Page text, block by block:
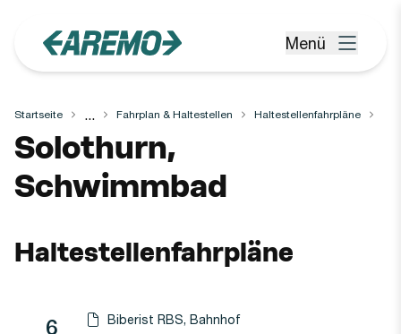
Menü öffnen
Menü
Startseite ... Fahrplan & Haltestellen Haltestellenfahrpläne
Haltestelle
Solothurn,
Schwimmbad
Haltestellenfahrpläne
Linie Richtung
Linie
6 Haltestellen-PDF herunterladen für
Biberist RBS, Bahnhof
(Öffnet in einen neuen Tab oder Fenster)